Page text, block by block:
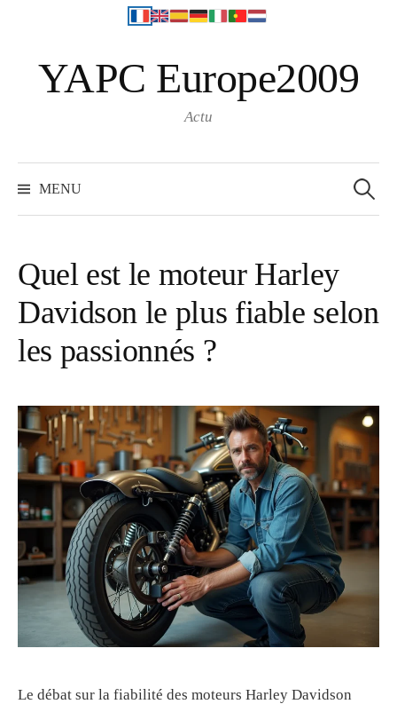
o
c
e
n
YAPC Europe2009
Actu
MENU
e
c
:
Quel est le moteur Harley
Davidson le plus fiable selon
les passionnés ?
Le débat sur la fiabilité des moteurs Harley Davidson